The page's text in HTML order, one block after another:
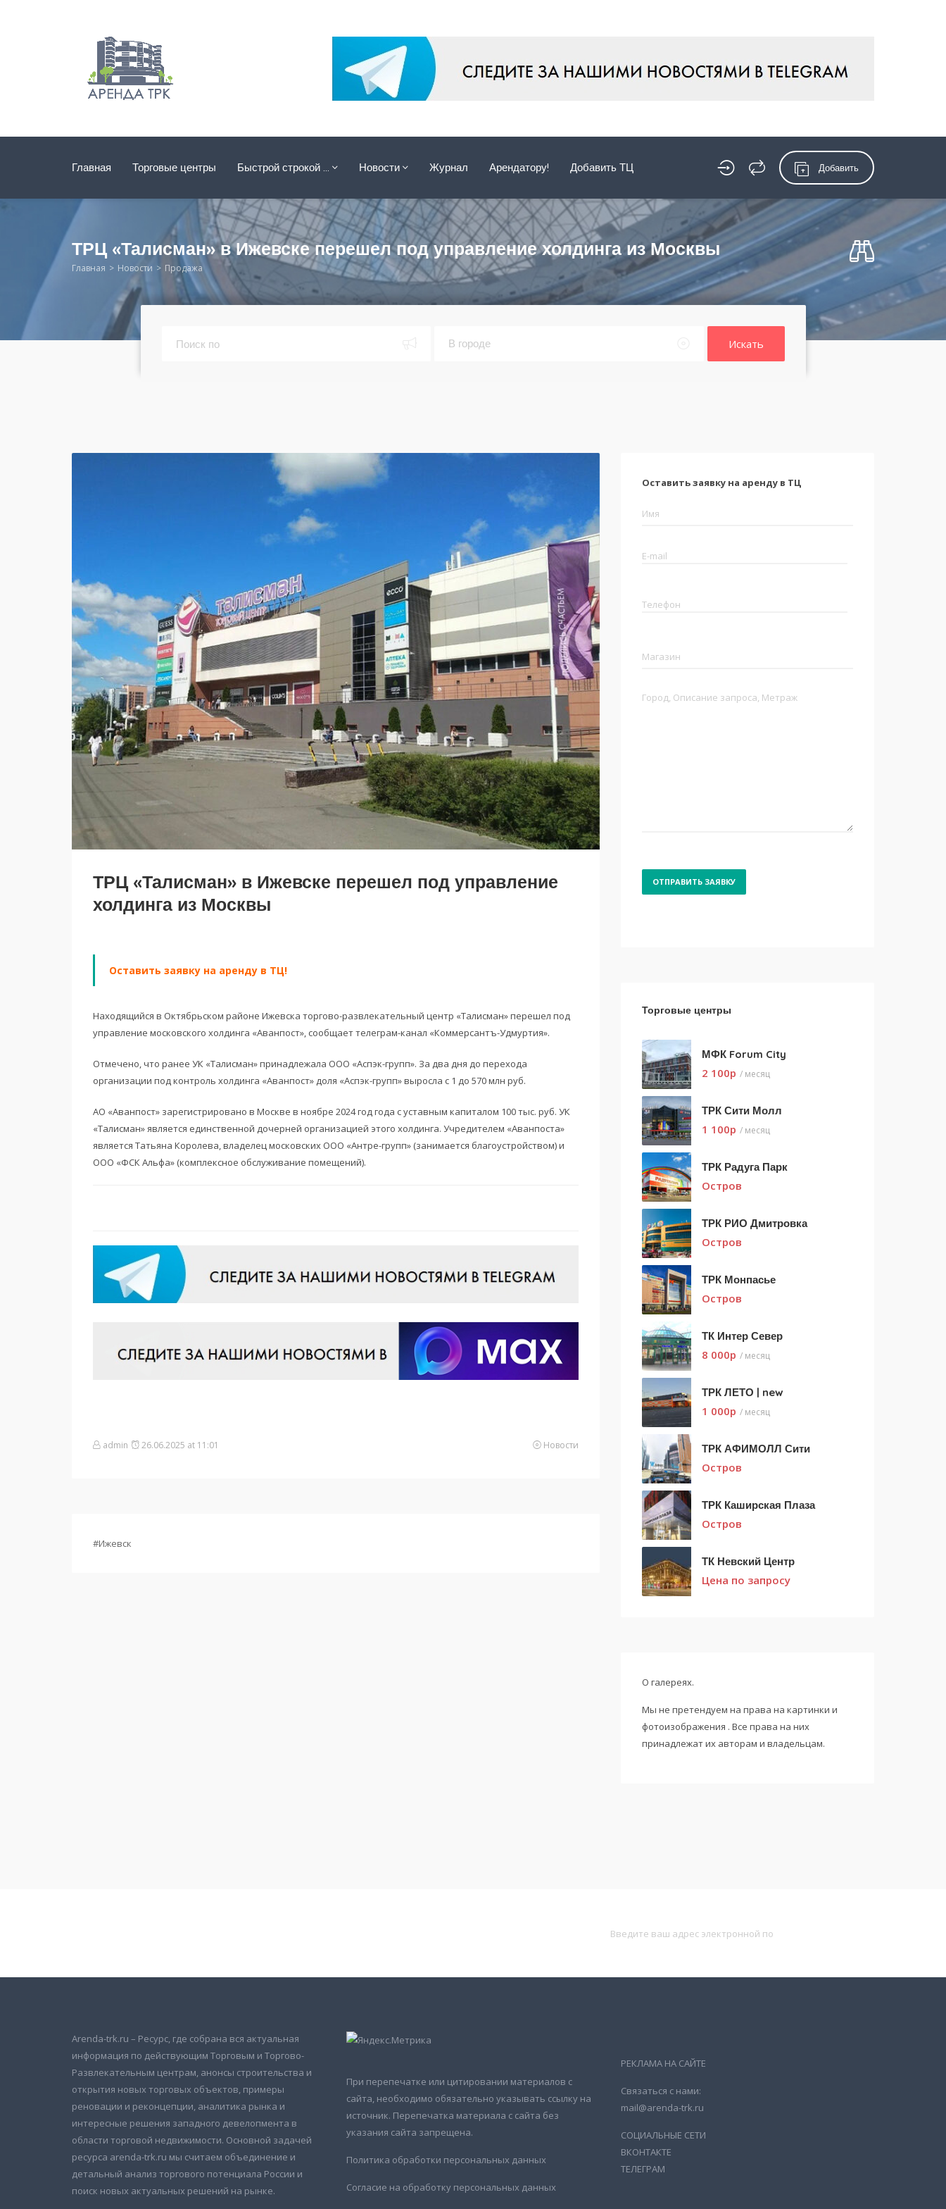
Главная Торговые центры Быстрой строкой … Новости Журнал Арендатору! Добавить ТЦ Добавить
ТРЦ «Талисман» в Ижевске перешел под управление холдинга из Москвы
Главная Новости Продажа
Искать
ТРЦ «Талисман» в Ижевске перешел под управление
холдинга из Москвы
Оставить заявку на аренду в ТЦ!
Находящийся в Октябрьском районе Ижевска торгово-развлекательный центр «Талисман» перешел под
управление московского холдинга «Аванпост», сообщает телеграм-канал «Коммерсантъ-Удмуртия».
Отмечено, что ранее УК «Талисман» принадлежала ООО «Аспэк-групп». За два дня до перехода
организации под контроль холдинга «Аванпост» доля «Аспэк-групп» выросла с 1 до 570 млн руб.
АО «Аванпост» зарегистрировано в Москве в ноябре 2024 год года с уставным капиталом 100 тыс. руб. УК
«Талисман» является единственной дочерней организацией этого холдинга. Учредителем «Аванпоста»
является Татьяна Королева, владелец московских ООО «Антре-групп» (занимается благоустройством) и
ООО «ФСК Альфа» (комплексное обслуживание помещений).
admin 26.06.2025 at 11:01 Новости
#Ижевск
Оставить заявку на аренду в ТЦ
Торговые центры
МФК Forum City
2 100p / месяц
ТРК Сити Молл
1 100p / месяц
ТРК Радуга Парк
Остров
ТРК РИО Дмитровка
Остров
ТРК Монпасье
Остров
ТК Интер Север
8 000p / месяц
ТРК ЛЕТО | new
1 000p / месяц
ТРК АФИМОЛЛ Сити
Остров
ТРК Каширская Плаза
Остров
ТК Невский Центр
Цена по запросу
О галереях.
Мы не претендуем на права на картинки и
фотоизображения . Все права на них
принадлежат их авторам и владельцам.
Arenda-trk.ru – Ресурс, где собрана вся актуальная
информация по действующим Торговым и Торгово-
Развлекательным центрам, анонсы строительства и
открытия новых торговых объектов, примеры
реновации и реконцепции, аналитика рынка и
интересные решения западного девелопмента в
области торговой недвижимости. Основной задачей
ресурса arenda-trk.ru мы считаем объединение и
детальный анализ торгового потенциала России и
поиск новых актуальных решений на рынке.
При перепечатке или цитировании материалов с
сайта, необходимо обязательно указывать ссылку на
источник. Перепечатка материала с сайта без
указания сайта запрещена.
Политика обработки персональных данных
Согласие на обработку персональных данных
РЕКЛАМА НА САЙТЕ
Связаться с нами:
mail@arenda-trk.ru
СОЦИАЛЬНЫЕ СЕТИ
ВКОНТАКТЕ
ТЕЛЕГРАМ